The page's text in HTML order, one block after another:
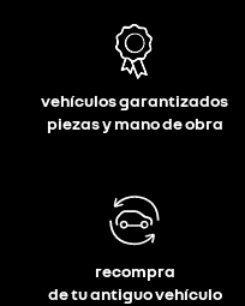
vehículos garantizados
piezas y mano de obra
recompra
de tu antiguo vehículo